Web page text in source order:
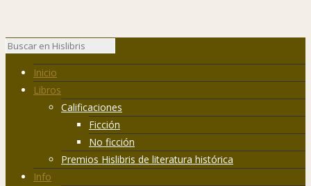
Inicio
Libros
Calificaciones
Ficción
No ficción
Premios Hislibris de literatura histórica
Info